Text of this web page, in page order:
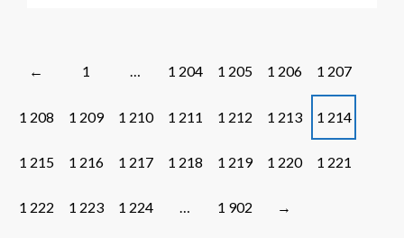
админкомиссии
Posts
navigation
← 1 … 1 204 1 205 1 206 1 207
1 208 1 209 1 210 1 211 1 212 1 213 1 214
1 215 1 216 1 217 1 218 1 219 1 220 1 221
1 222 1 223 1 224 … 1 902 →